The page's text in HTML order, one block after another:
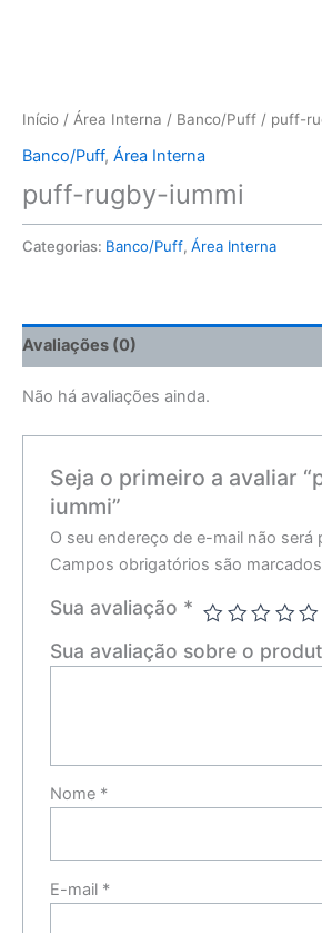
Início / Área Interna / Banco/Puff / puff-
Banco/Puff, Área Interna
puff-rugby-iummi
Categorias: Banco/Puff, Área Interna
Avaliações (0)
Não há avaliações ainda.
Seja o primeiro a avaliar
iummi”
O seu endereço de e-mail não será
Campos obrigatórios são
Sua avaliação *
Sua avaliação sobre o
Nome *
E-mail *